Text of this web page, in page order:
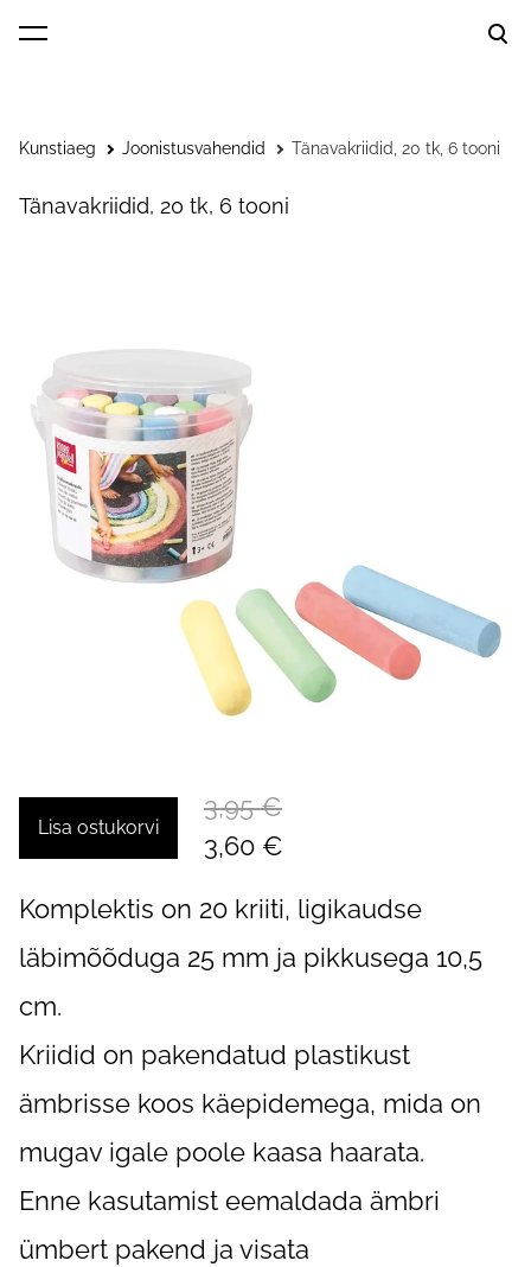
lisati ostukorvi.
Kunstiaeg Joonistusvahendid Tänavakriidid, 20 tk, 6 tooni
Tänavakriidid, 20 tk, 6 tooni
Lisa ostukorvi
3,95 €
3,60 €
Komplektis on 20 kriiti, ligikaudse
läbimõõduga 25 mm ja pikkusega 10,5
cm.
Kriidid on pakendatud plastikust
ämbrisse koos käepidemega, mida on
mugav igale poole kaasa haarata.
Enne kasutamist eemaldada ämbri
ümbert pakend ja visata